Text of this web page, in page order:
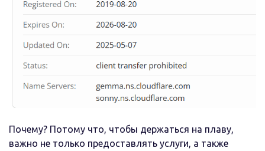
Почему? Потому что, чтобы держаться на плаву,
важно не только предоставлять услуги, а также